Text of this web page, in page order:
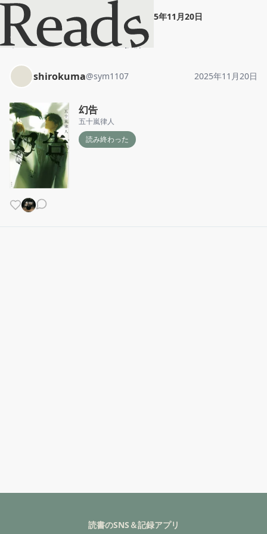
shirokuma" 幻告" 2025年11月20日
ホーム shirokuma 投稿
shirokuma@sym1107 2025年11月20日
幻告
五十嵐律人
読み終わった
読書のSNS＆記録アプリ